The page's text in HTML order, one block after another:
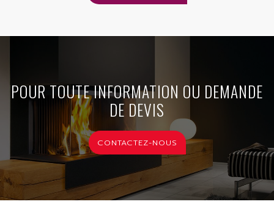
POUR TOUTE INFORMATION OU DEMANDE
DE DEVIS
CONTACTEZ-NOUS